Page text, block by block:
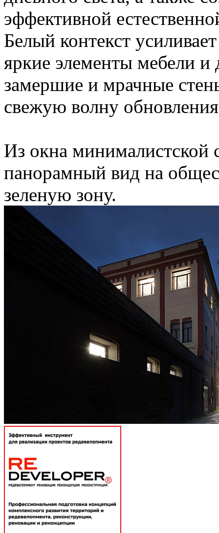
эффективной
Белый контекст
яркие элементы мебели и
замершие и мрачные
свежую волну
Из окна минималистской
панорамный вид на
зеленую зону.